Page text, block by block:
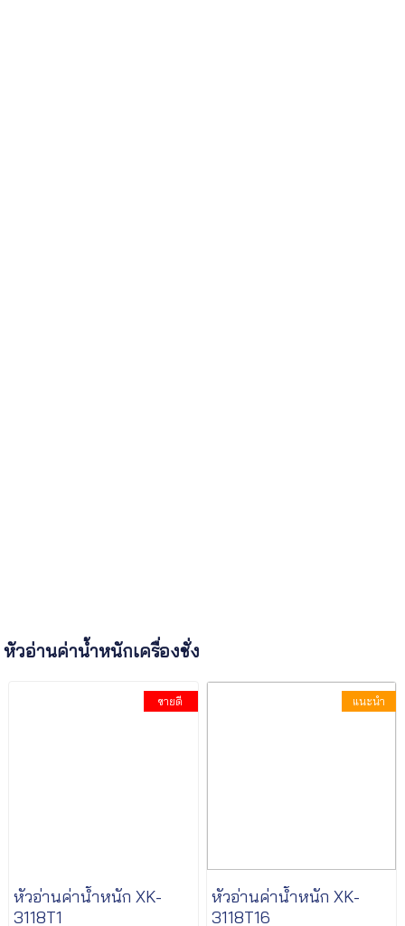
หัวอ่านค่าน้ำหนักเครื่องชั่ง
ขายดี
หัวอ่านค่าน้ำหนัก XK-
3118T1
แนะนำ
หัวอ่านค่าน้ำหนัก XK-
3118T16